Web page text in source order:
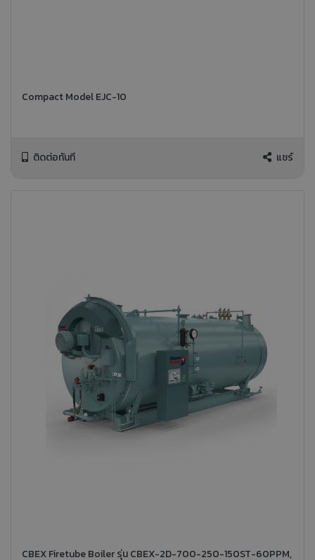
Compact Model EJC-10
ติดต่อทันที แชร์
CBEX Firetube Boiler รุ่น CBEX-2D-700-250-150ST-60PPM,